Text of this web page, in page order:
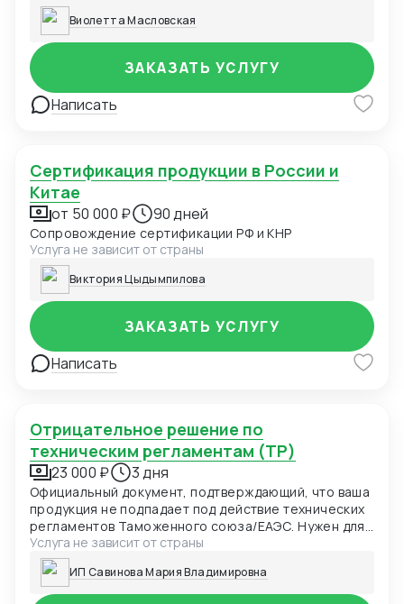
Виолетта Масловская
Написать
ЗАКАЗАТЬ УСЛУГУ
Сертификация продукции в России и
Китае
от 50 000 ₽ 90 дней
Сопровождение сертификации РФ и КНР
Услуга не зависит от страны
Виктория Цыдымпилова
Написать
ЗАКАЗАТЬ УСЛУГУ
Отрицательное решение по
техническим регламентам (ТР)
23 000 ₽ 3 дня
Официальный документ, подтверждающий, что ваша
продукция не подпадает под действие технических
регламентов Таможенного союза/ЕАЭС. Нужен для
таможни, маркетплейсов и проверяющих органов
как доказательство отсутствия необходимости
сертификации.
Услуга не зависит от страны
ИП Савинова Мария Владимировна